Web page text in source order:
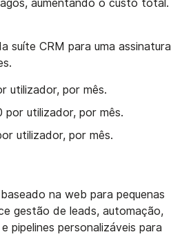
aumentando o custo total.
suíte CRM para uma assinatura
utilizador, por mês.
por utilizador, por mês.
utilizador, por mês.
na web para pequenas
gestão de leads, automação,
pipelines personalizáveis para